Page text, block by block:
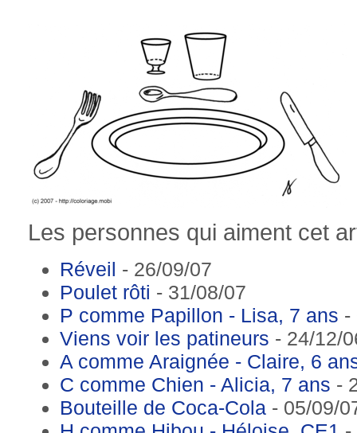
Les personnes qui aiment cet
Réveil - 26/09/07
Poulet rôti - 31/08/07
P comme Papillon - Lisa, 7 ans -
Viens voir les patineurs - 24/12/
A comme Araignée - Claire, 6
C comme Chien - Alicia, 7 ans -
Bouteille de Coca-Cola - 05/09/